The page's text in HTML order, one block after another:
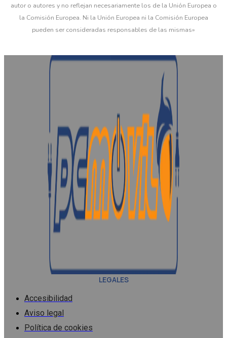
autor o autores y no reflejan necesariamente los de la Unión Europea o
la Comisión Europea. Ni la Unión Europea ni la Comisión Europea
pueden ser consideradas responsables de las mismas»
LEGALES
Accesibilidad
Aviso legal
Política de cookies